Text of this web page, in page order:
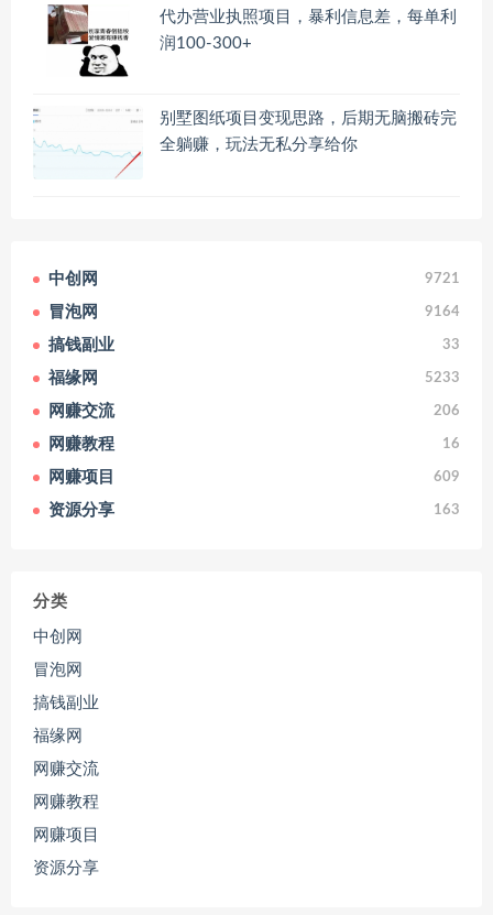
代办营业执照项目，暴利信息差，每单利
润100-300+
别墅图纸项目变现思路，后期无脑搬砖完
全躺赚，玩法无私分享给你
中创网 9721
冒泡网 9164
搞钱副业 33
福缘网 5233
网赚交流 206
网赚教程 16
网赚项目 609
资源分享 163
分类
中创网
冒泡网
搞钱副业
福缘网
网赚交流
网赚教程
网赚项目
资源分享